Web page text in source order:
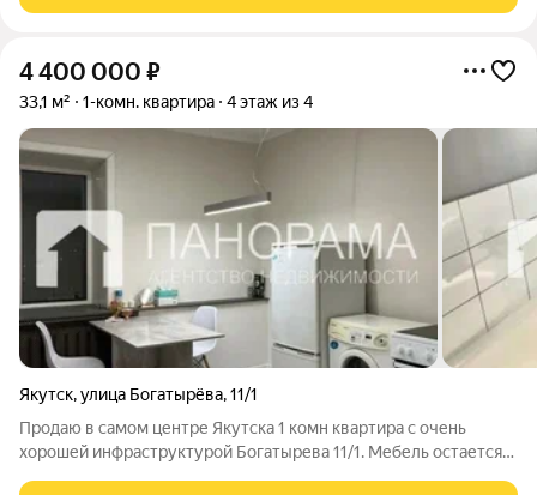
4 400 000 ₽
33,1 м² 1-комн. квартира 4 этаж из 4
Якутск,улица Богатырёва,11/1
Продаю в самом центре Якутска 1 комн квартира с очень
хорошей инфраструктурой Богатырева 11/1. Мебель остается